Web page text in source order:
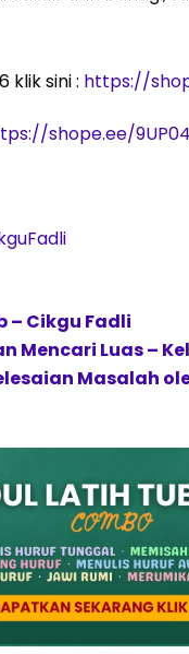
klik sini : https://
shope.ee/
– Cikgu Fadli
Mencari Luas –
Masalah